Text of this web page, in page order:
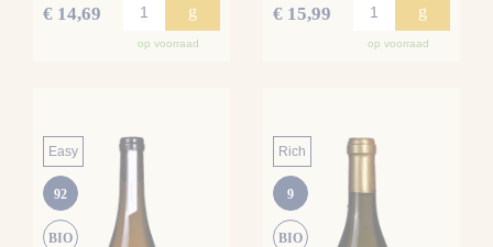
€ 14,69 g
op voorraad
€ 15,99 g
op voorraad
Easy
92
BIO
Rich
9
BIO